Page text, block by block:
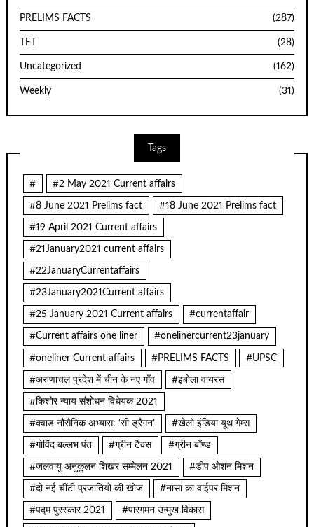
PRELIMS FACTS (287)
TET (28)
Uncategorized (162)
Weekly (31)
Tags
# #2 May 2021 Current affairs
#8 June 2021 Prelims fact #18 June 2021 Prelims fact
#19 April 2021 Current affairs
#21January2021 current affairs
#22JanuaryCurrentaffairs
#23January2021Current affairs
#25 January 2021 Current affairs #currentaffair
#Current affairs one liner #onelinercurrent23january
#oneliner Current affairs #PRELIMS FACTS #UPSC
#अरुणाचल प्रदेश में चीन के नए गाँव #इबोला वायरस
#किशोर न्याय संशोधन विधेयक 2021
#क्वाड नौसैनिक अभ्यास: ‘सी ड्रैगन’ #खेलो इंडिया यूथ गेम्स
#गोविंद बल्लभ पंत #ग्रीन टैक्स #ग्रीन बॉण्ड
#जलवायु अनुकूलन शिखर सम्मेलन 2021 #डीप ओशन मिशन
#दो नई चींटी प्रजातियों की खोज #नासा का वाईपर मिशन
#पद्म पुरस्कार 2021 #पारगमन उन्मुख विकास